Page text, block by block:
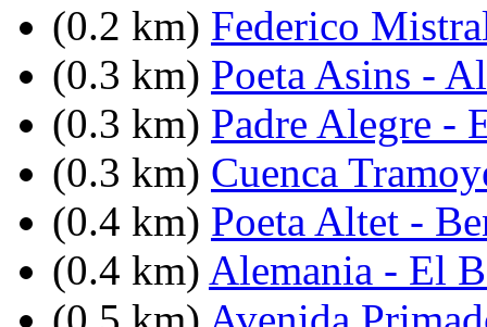
(0.2 km) Federico
(0.3 km) Poeta Asins -
(0.3 km) Padre Alegre -
(0.3 km) Cuenca
(0.4 km) Poeta Altet -
(0.4 km) Alemania - El